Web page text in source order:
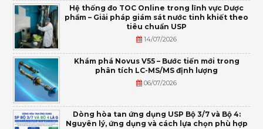
Hệ thống đo TOC Online trong lĩnh vực Dược
phẩm – Giải pháp giám sát nước tinh khiết theo
tiêu chuẩn USP
14/07/2026
Khám phá Novus V55 – Bước tiến mới trong
phân tích LC-MS/MS định lượng
06/07/2026
Dòng hòa tan ứng dụng USP Bộ 3/7 và Bộ 4:
Nguyên lý, ứng dụng và cách lựa chọn phù hợp